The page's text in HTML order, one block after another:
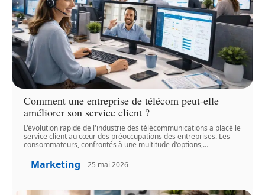
Comment une entreprise de télécom peut-elle
améliorer son service client ?
L'évolution rapide de l'industrie des télécommunications a placé le
service client au cœur des préoccupations des entreprises. Les
consommateurs, confrontés à une multitude d'options,…
Marketing 25 mai 2026